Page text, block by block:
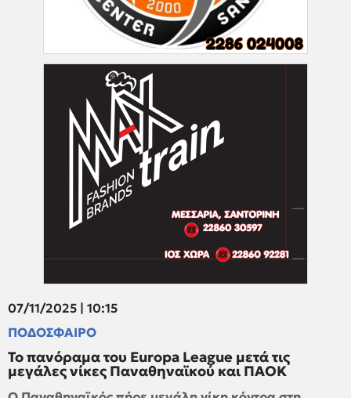
07/11/2025 | 10:15
ΠΟΔΟΣΦΑΙΡΟ
Το πανόραμα του Europa League μετά τις
μεγάλες νίκες Παναθηναϊκού και ΠΑΟΚ